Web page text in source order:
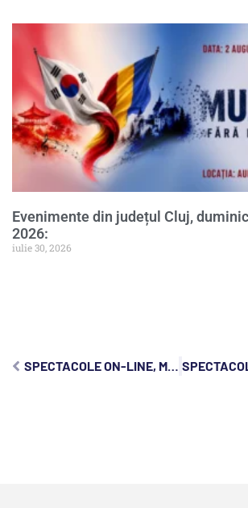
Evenimente din județul Cluj,
2026:
iulie 30, 2026